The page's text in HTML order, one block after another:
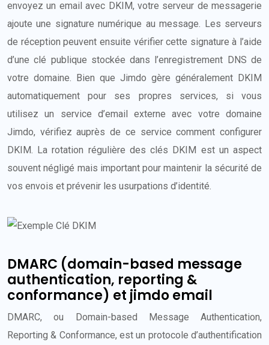
envoyez un email avec DKIM, votre serveur de messagerie
ajoute une signature numérique au message. Les serveurs
de réception peuvent ensuite vérifier cette signature à l’aide
d’une clé publique stockée dans l’enregistrement DNS de
votre domaine. Bien que Jimdo gère généralement DKIM
automatiquement pour ses propres services, si vous
utilisez un service d’email externe avec votre domaine
Jimdo, vérifiez auprès de ce service comment configurer
DKIM. La rotation régulière des clés DKIM est un aspect
souvent négligé mais important pour maintenir la sécurité de
vos envois et prévenir les usurpations d’identité.
DMARC (domain-based message
authentication, reporting &
conformance) et jimdo email
DMARC, ou Domain-based Message Authentication,
Reporting & Conformance, est un protocole d’authentification